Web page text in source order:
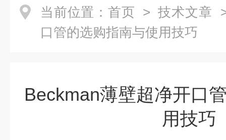
当前位置： 首页 > 技术文章
口管的选购指南与使用技巧
Beckman薄壁超净开口
用技巧